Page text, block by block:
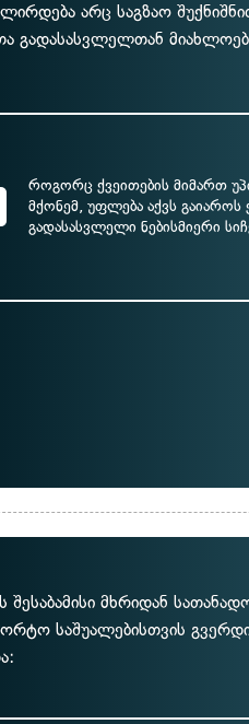
არც საგზაო
გადასასვლელთან
როგორც ქვეითების მიმართ
მქონემ, უფლება აქვს გაიაროს
გადასასვლელი ნებისმიერი
მხრიდან
საშუალებისთვის